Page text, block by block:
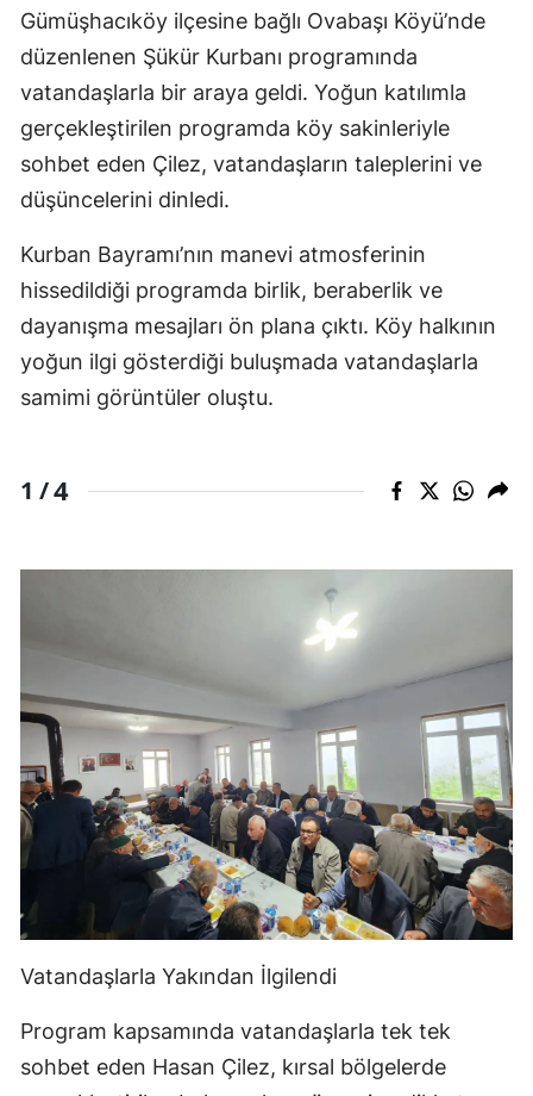
Gümüşhacıköy ilçesine bağlı Ovabaşı Köyü’nde
düzenlenen Şükür Kurbanı programında
vatandaşlarla bir araya geldi. Yoğun katılımla
gerçekleştirilen programda köy sakinleriyle
sohbet eden Çilez, vatandaşların taleplerini ve
düşüncelerini dinledi.
Kurban Bayramı’nın manevi atmosferinin
hissedildiği programda birlik, beraberlik ve
dayanışma mesajları ön plana çıktı. Köy halkının
yoğun ilgi gösterdiği buluşmada vatandaşlarla
samimi görüntüler oluştu.
1 /4
Vatandaşlarla Yakından İlgilendi
Program kapsamında vatandaşlarla tek tek
sohbet eden Hasan Çilez, kırsal bölgelerde